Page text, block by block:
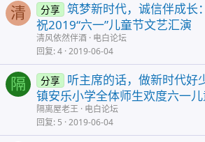
清 分享 筑梦新时代，诚信伴成长
祝2019“六一”儿童节文艺汇演
清风依然伴酒 电白论坛
回复 4 2019-06-04
隔 分享
听主席的话，做新时代
镇安乐小学全体师生欢度六一
隔离屋老王 电白论坛
回复 5 2019-06-04